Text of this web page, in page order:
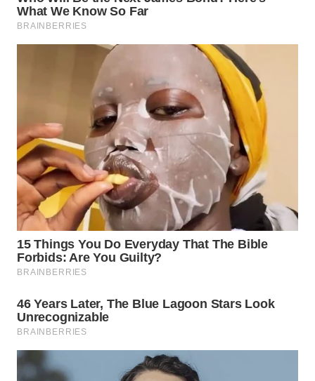
WN
KARO
LABUHANBATU
WN
TAPANULI
TENGAH
SERDANG
TEBING
TINGGI
WN
PAKPAK